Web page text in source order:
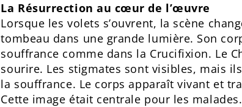
La Résurrection au cœur de l’œuvre
Lorsque les volets s’ouvrent, la scène
tombeau dans une grande lumière. Son
souffrance comme dans la Crucifixion. Le
sourire. Les stigmates sont visibles, mais
la souffrance. Le corps apparaît vivant et
Cette image était centrale pour les